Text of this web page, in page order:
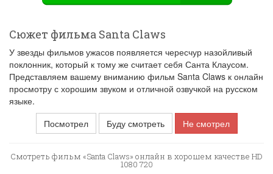
Сюжет фильма Santa Claws
У звезды фильмов ужасов появляется чересчур назойливый
поклонник, который к тому же считает себя Санта Клаусом.
Представляем вашему вниманию фильм Santa Claws к онлайн
просмотру с хорошим звуком и отличной озвучкой на русском
языке.
Посмотрел
Буду смотреть Не смотрел
Смотреть фильм «Santa Claws» онлайн в хорошем качестве HD
1080 720